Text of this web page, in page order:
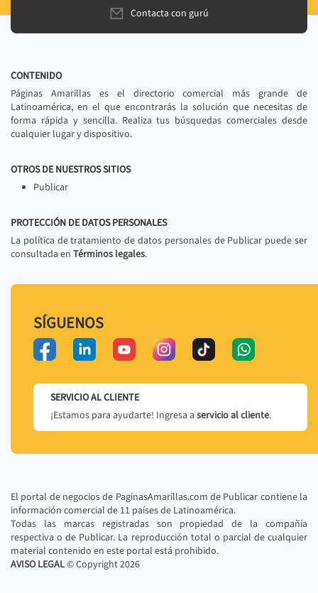
Contacta con gurú
CONTENIDO
Páginas Amarillas es el directorio comercial más grande de
Latinoamérica, en el que encontrarás la solución que necesitas de
forma rápida y sencilla. Realiza tus búsquedas comerciales desde
cualquier lugar y dispositivo.
OTROS DE NUESTROS SITIOS
Publicar
PROTECCIÓN DE DATOS PERSONALES
La política de tratamiento de datos personales de Publicar puede ser
consultada en Términos legales.
SÍGUENOS
SERVICIO AL CLIENTE
¡Estamos para ayudarte! Ingresa a servicio al cliente.
El portal de negocios de PaginasAmarillas.com de Publicar contiene la
información comercial de 11 países de Latinoamérica.
Todas las marcas registradas son propiedad de la compañía
respectiva o de Publicar. La reproducción total o parcial de cualquier
material contenido en este portal está prohibido.
AVISO LEGAL© Copyright2026